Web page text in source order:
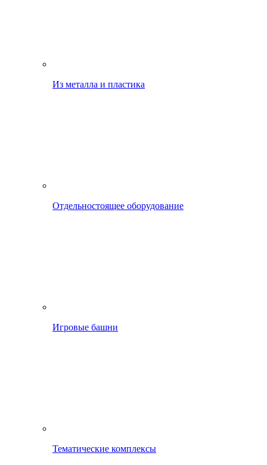
Из металла и пластика
Отдельностоящее оборудование
Игровые башни
Тематические комплексы